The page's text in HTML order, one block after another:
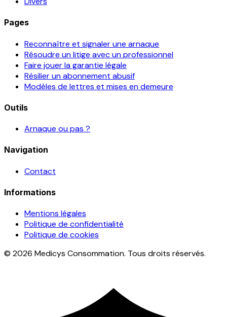
Pages
Reconnaître et signaler une arnaque
Résoudre un litige avec un professionnel
Faire jouer la garantie légale
Résilier un abonnement abusif
Modèles de lettres et mises en demeure
Outils
Arnaque ou pas ?
Navigation
Contact
Informations
Mentions légales
Politique de confidentialité
Politique de cookies
© 2026 Medicys Consommation. Tous droits réservés.